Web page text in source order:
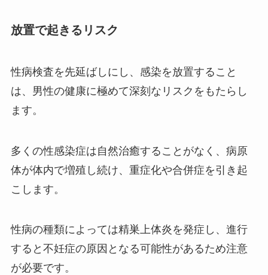
放置で起きるリスク
性病検査を先延ばしにし、感染を放置すること
は、男性の健康に極めて深刻なリスクをもたらし
ます。
多くの性感染症は自然治癒することがなく、病原
体が体内で増殖し続け、重症化や合併症を引き起
こします。
性病の種類によっては精巣上体炎を発症し、進行
すると不妊症の原因となる可能性があるため注意
が必要です。